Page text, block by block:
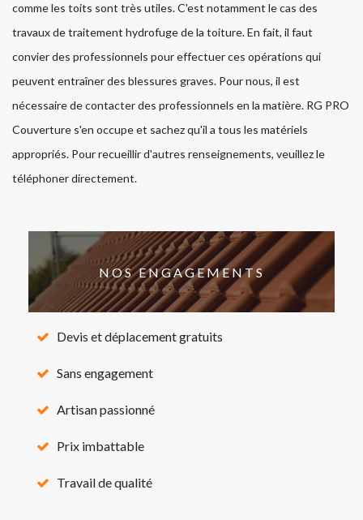
comme les toits sont très utiles. C'est notamment le cas des
travaux de traitement hydrofuge de la toiture. En fait, il faut
convier des professionnels pour effectuer ces opérations qui
peuvent entraîner des blessures graves. Pour nous, il est
nécessaire de contacter des professionnels en la matière. RG PRO
Couverture s'en occupe et sachez qu'il a tous les matériels
appropriés. Pour recueillir d'autres renseignements, veuillez le
téléphoner directement.
NOS ENGAGEMENTS
Devis et déplacement gratuits
Sans engagement
Artisan passionné
Prix imbattable
Travail de qualité